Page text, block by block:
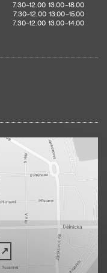
7.30–12.00 13.00–18.00
7.30–12.00 13.00–15.00
7.30–12.00 13.00–14.00